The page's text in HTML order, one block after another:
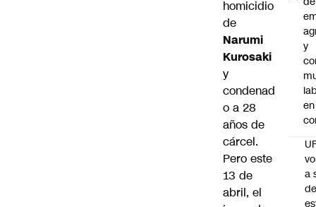
homicidio
de
Narumi
Kurosaki
y
condenad
o a 28
años de
cárcel.
Pero este
13 de
abril, el
y
a